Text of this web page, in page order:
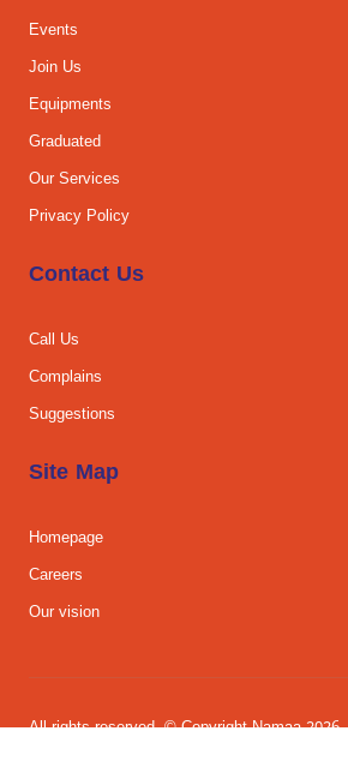
Events
Join Us
Equipments
Graduated
Our Services
Privacy Policy
Contact Us
Call Us
Complains
Suggestions
Site Map
Homepage
Careers
Our vision
All rights reserved. © Copyright Namaa 2026